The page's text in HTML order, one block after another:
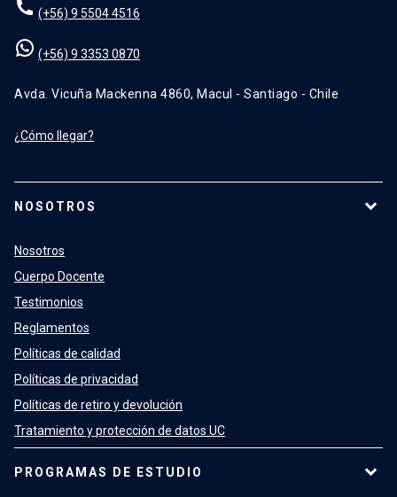
(+56) 9 5504 4516
(+56) 9 3353 0870
Avda. Vicuña Mackenna 4860, Macul - Santiago - Chile
¿Cómo llegar?
NOSOTROS
Nosotros
Cuerpo Docente
Testimonios
Reglamentos
Políticas de calidad
Políticas de privacidad
Políticas de retiro y devolución
Tratamiento y protección de datos UC
PROGRAMAS DE ESTUDIO